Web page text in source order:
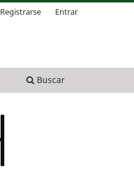
Buscar
Registrarse Entrar